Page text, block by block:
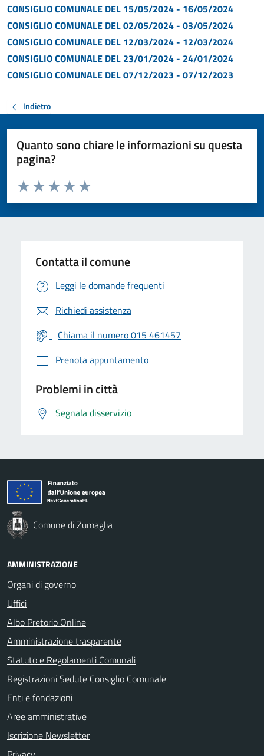
CONSIGLIO COMUNALE DEL 15/05/2024 - 16/05/2024
CONSIGLIO COMUNALE DEL 02/05/2024 - 03/05/2024
CONSIGLIO COMUNALE DEL 12/03/2024 - 12/03/2024
CONSIGLIO COMUNALE DEL 23/01/2024 - 24/01/2024
CONSIGLIO COMUNALE DEL 07/12/2023 - 07/12/2023
Indietro
Quanto sono chiare le informazioni su questa
pagina?
Valuta da 1 a 5 stelle la pagina
Valuta 5 stelle su 5
Valuta 4 stelle su 5
Valuta 3 stelle su 5
Valuta 2 stelle su 5
Valuta 1 stelle su 5
Contatta il comune
Leggi le domande frequenti
Richiedi assistenza
Chiama il numero 015 461457
Prenota appuntamento
Problemi in città
Segnala disservizio
Comune di Zumaglia
AMMINISTRAZIONE
Organi di governo
Uffici
Albo Pretorio Online
Amministrazione trasparente
Statuto e Regolamenti Comunali
Registrazioni Sedute Consiglio Comunale
Enti e fondazioni
Aree amministrative
Iscrizione Newsletter